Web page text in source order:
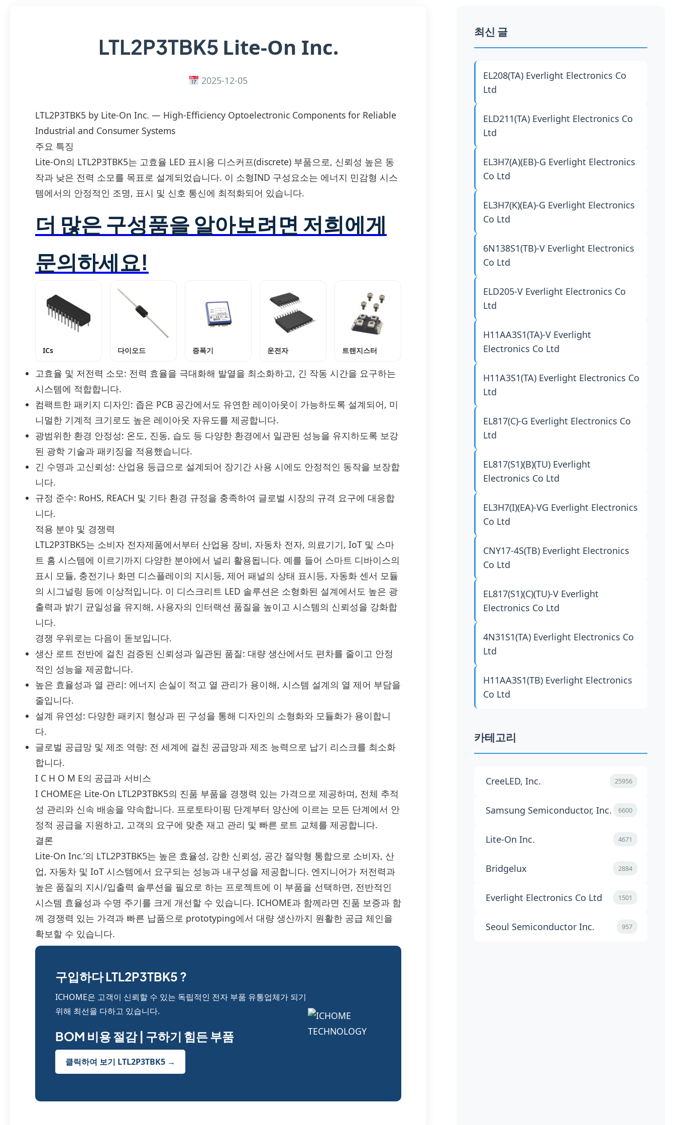
LTL2P3TBK5 Lite-On Inc.
2025-12-05
LTL2P3TBK5 by Lite-On Inc. — High-Efficiency Optoelectronic Components for Reliable
Industrial and Consumer Systems
주요 특징
Lite-On의 LTL2P3TBK5는 고효율 LED 표시용 디스커프(discrete) 부품으로, 신뢰성 높은 동
작과 낮은 전력 소모를 목표로 설계되었습니다. 이 소형IND 구성요소는 에너지 민감형 시스
템에서의 안정적인 조명, 표시 및 신호 통신에 최적화되어 있습니다.
더 많은 구성품을 알아보려면 저희에게
문의하세요!
ICs 다이오드 증폭기 운전자 트랜지스터
고효율 및 저전력 소모: 전력 효율을 극대화해 발열을 최소화하고, 긴 작동 시간을 요구하는
시스템에 적합합니다.
컴팩트한 패키지 디자인: 좁은 PCB 공간에서도 유연한 레이아웃이 가능하도록 설계되어, 미
니멀한 기계적 크기로도 높은 레이아웃 자유도를 제공합니다.
광범위한 환경 안정성: 온도, 진동, 습도 등 다양한 환경에서 일관된 성능을 유지하도록 보강
된 광학 기술과 패키징을 적용했습니다.
긴 수명과 고신뢰성: 산업용 등급으로 설계되어 장기간 사용 시에도 안정적인 동작을 보장합
니다.
규정 준수: RoHS, REACH 및 기타 환경 규정을 충족하여 글로벌 시장의 규격 요구에 대응합
니다.
적용 분야 및 경쟁력
LTL2P3TBK5는 소비자 전자제품에서부터 산업용 장비, 자동차 전자, 의료기기, IoT 및 스마
트 홈 시스템에 이르기까지 다양한 분야에서 널리 활용됩니다. 예를 들어 스마트 디바이스의
표시 모듈, 충전기나 화면 디스플레이의 지시등, 제어 패널의 상태 표시등, 자동화 센서 모듈
의 시그널링 등에 이상적입니다. 이 디스크리트 LED 솔루션은 소형화된 설계에서도 높은 광
출력과 밝기 균일성을 유지해, 사용자의 인터랙션 품질을 높이고 시스템의 신뢰성을 강화합
니다.
경쟁 우위로는 다음이 돋보입니다.
생산 로트 전반에 걸친 검증된 신뢰성과 일관된 품질: 대량 생산에서도 편차를 줄이고 안정
적인 성능을 제공합니다.
높은 효율성과 열 관리: 에너지 손실이 적고 열 관리가 용이해, 시스템 설계의 열 제어 부담을
줄입니다.
설계 유연성: 다양한 패키지 형상과 핀 구성을 통해 디자인의 소형화와 모듈화가 용이합니
다.
글로벌 공급망 및 제조 역량: 전 세계에 걸친 공급망과 제조 능력으로 납기 리스크를 최소화
합니다.
I C H O M E의 공급과 서비스
I CHOME은 Lite-On LTL2P3TBK5의 진품 부품을 경쟁력 있는 가격으로 제공하며, 전체 추적
성 관리와 신속 배송을 약속합니다. 프로토타이핑 단계부터 양산에 이르는 모든 단계에서 안
정적 공급을 지원하고, 고객의 요구에 맞춘 재고 관리 및 빠른 로트 교체를 제공합니다.
결론
Lite-On Inc.’의 LTL2P3TBK5는 높은 효율성, 강한 신뢰성, 공간 절약형 통합으로 소비자, 산
업, 자동차 및 IoT 시스템에서 요구되는 성능과 내구성을 제공합니다. 엔지니어가 저전력과
높은 품질의 지시/입출력 솔루션을 필요로 하는 프로젝트에 이 부품을 선택하면, 전반적인
시스템 효율성과 수명 주기를 크게 개선할 수 있습니다. ICHOME과 함께라면 진품 보증과 함
께 경쟁력 있는 가격과 빠른 납품으로 prototyping에서 대량 생산까지 원활한 공급 체인을
확보할 수 있습니다.
구입하다 LTL2P3TBK5 ?
ICHOME은 고객이 신뢰할 수 있는 독립적인 전자 부품 유통업체가 되기
위해 최선을 다하고 있습니다.
BOM 비용 절감 | 구하기 힘든 부품
클릭하여 보기 LTL2P3TBK5 →
최신 글
EL208(TA) Everlight Electronics Co
Ltd
ELD211(TA) Everlight Electronics Co
Ltd
EL3H7(A)(EB)-G Everlight Electronics
Co Ltd
EL3H7(K)(EA)-G Everlight Electronics
Co Ltd
6N138S1(TB)-V Everlight Electronics
Co Ltd
ELD205-V Everlight Electronics Co
Ltd
H11AA3S1(TA)-V Everlight
Electronics Co Ltd
H11A3S1(TA) Everlight Electronics Co
Ltd
EL817(C)-G Everlight Electronics Co
Ltd
EL817(S1)(B)(TU) Everlight
Electronics Co Ltd
EL3H7(I)(EA)-VG Everlight Electronics
Co Ltd
CNY17-4S(TB) Everlight Electronics
Co Ltd
EL817(S1)(C)(TU)-V Everlight
Electronics Co Ltd
4N31S1(TA) Everlight Electronics Co
Ltd
H11AA3S1(TB) Everlight Electronics
Co Ltd
카테고리
CreeLED, Inc. 25956
Samsung Semiconductor, Inc. 6600
Lite-On Inc. 4671
Bridgelux 2884
Everlight Electronics Co Ltd 1501
Seoul Semiconductor Inc. 957